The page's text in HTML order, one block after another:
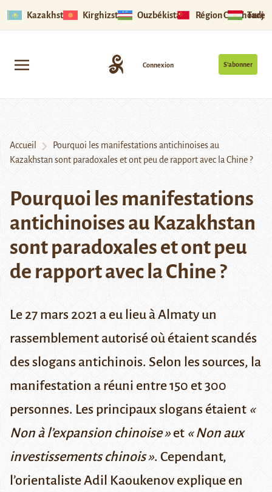
Kazakhstan Kirghizstan Ouzbékistan Région Ouïghoure
S’abonner
Connexion
Accueil
Pourquoi les manifestations antichinoises au
Kazakhstan sont paradoxales et ont peu de rapport avec la Chine ?
Pourquoi les manifestations
antichinoises au Kazakhstan
sont paradoxales et ont peu
de rapport avec la Chine ?
Le 27 mars 2021 a eu lieu à Almaty un
rassemblement autorisé où étaient scandés
des slogans antichinois. Selon les sources, la
manifestation a réuni entre 150 et 300
personnes. Les principaux slogans étaient «
Non à l’expansion chinoise»et « Non aux
investissements chinois ». Cependant,
l’orientaliste Adil Kaoukenov explique en